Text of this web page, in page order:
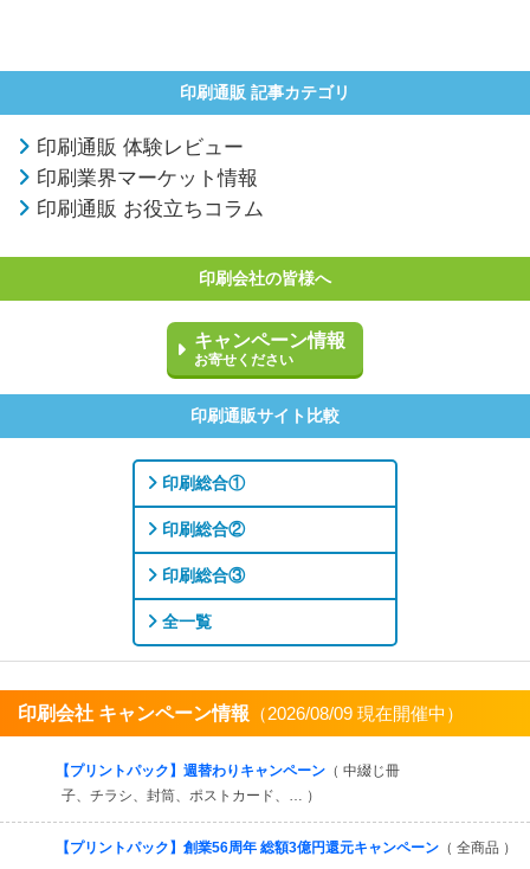
印刷通販 記事カテゴリ
印刷通販 体験レビュー
印刷業界マーケット情報
印刷通販 お役立ちコラム
印刷会社の皆様へ
キャンペーン情報
お寄せください
印刷通販サイト比較
印刷総合①
印刷総合②
印刷総合③
全一覧
印刷会社 キャンペーン情報 （2026/08/09 現在開催中）
【プリントパック】週替わりキャンペーン （ 中綴じ冊
子、チラシ、封筒、ポストカード、… ）
【プリントパック】創業56周年 総額3億円還元キャンペーン （ 全商品 ）